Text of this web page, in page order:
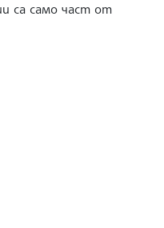
са само част от